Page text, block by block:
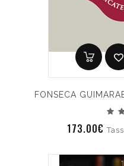
FONSECA
173.00€